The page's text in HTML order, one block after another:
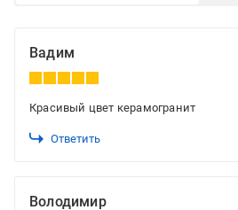
Вадим
Красивый цвет керамогранит
Ответить
Володимир